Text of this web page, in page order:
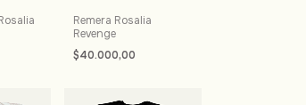
Remera Rosalia
Revenge
$40.000,00